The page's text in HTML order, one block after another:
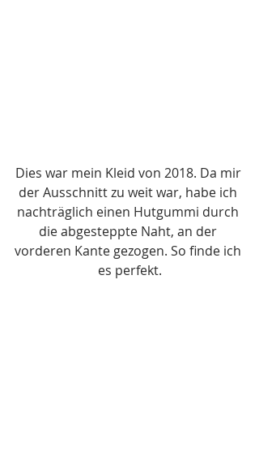
Dies war mein Kleid von 2018. Da mir
der Ausschnitt zu weit war, habe ich
nachträglich einen Hutgummi durch
die abgesteppte Naht, an der
vorderen Kante gezogen. So finde ich
es perfekt.